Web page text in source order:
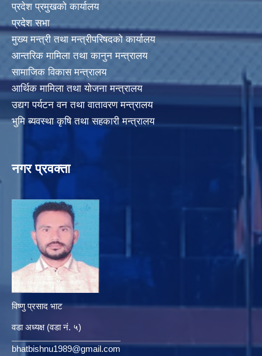
प्रदेश प्रमुखको कार्यालय
प्रदेश सभा
मुख्य मन्त्री तथा मन्त्रीपरिषदको कार्यालय
आन्तरिक मामिला तथा कानुन मन्त्रालय
सामाजिक विकास मन्त्रालय
आर्थिक मामिला तथा योजना मन्त्रालय
उद्यग पर्यटन वन तथा वातावरण मन्त्रालय
भुमि ब्यवस्था कृषि तथा सहकारी मन्त्रालय
नगर प्रवक्ता
विष्णु प्रसाद भाट
वडा अध्यक्ष (वडा नं. ५)
bhatbishnu1989@gmail.com